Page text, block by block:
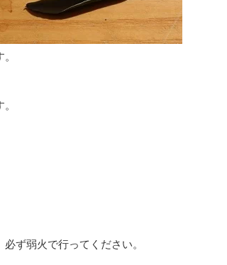
ず弱火で行ってください。